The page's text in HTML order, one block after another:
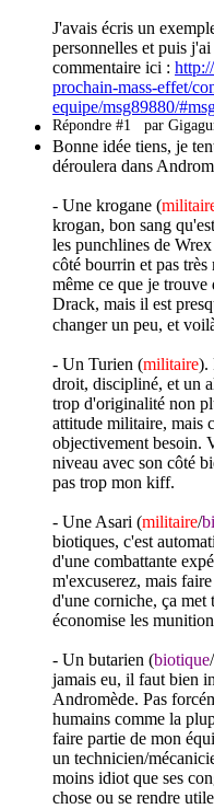
J'avais écris un
personnelles et puis
commentaire ici :
prochain-mass-effet/
equipe/msg89880/
Répondre #1 par
Bonne idée tiens, je
déroulera dans
- Une krogane (
krogan, bon sang
les punchlines de
côté bourrin et pas
même ce que je trouve
Drack, mais il est
changer un peu, et
- Un Turien (militaire).
droit, discipliné, et un
trop d'originalité non
attitude militaire, mais
objectivement besoin.
niveau avec son côté
pas trop mon kiff.
- Une Asari (militaire/
biotiques, c'est
d'une combattante
m'excuserez, mais
d'une corniche, ça met
économise les
- Un butarien (biotique/
jamais eu, il faut bien
Andromède. Pas
humains comme la
faire partie de mon
un technicien/
moins idiot que ses
chose ou se rendre